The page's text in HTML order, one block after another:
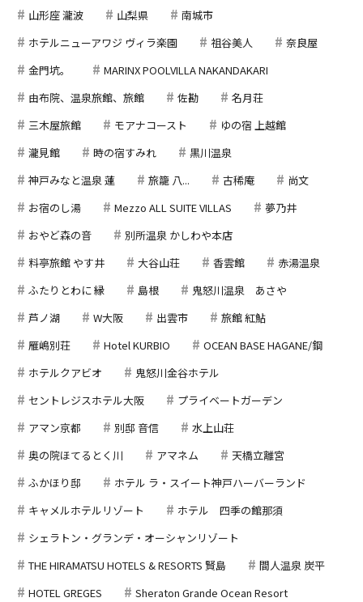
山形座 瀧波
山梨県
南城市
ホテルニューアワジ ヴィラ楽園
祖谷美人
奈良屋
金門坑。
MARINX POOLVILLA NAKANDAKARI
由布院、温泉旅館、旅館
佐勘
名月荘
三木屋旅館
モアナコースト
ゆの宿 上越館
瀧見館
時の宿すみれ
黒川温泉
神戸みなと温泉 蓮
旅籠 八... 古稀庵
尚文
お宿のし湯
Mezzo ALL SUITE VILLAS
夢乃井
おやど森の音
別所温泉 かしわや本店
料亭旅館 やす井
大谷山荘 香雲館
赤湯温泉
ふたりとわに 縁
島根
鬼怒川温泉 あさや
芦ノ湖
W大阪 出雲市
旅館 紅鮎
雁嶋別荘
Hotel KURBIO
OCEAN BASE HAGANE/鋼
ホテルクアビオ
鬼怒川金谷ホテル
セントレジスホテル大阪
プライベートガーデン
アマン京都
別邸 音信
水上山荘
奥の院ほてるとく川
アマネム
天橋立離宮
ふかほり邸
ホテル ラ・スイート神戸ハーバーランド
キャメルホテルリゾート
ホテル 四季の館那須
シェラトン・グランデ・オーシャンリゾート
THE HIRAMATSU HOTELS & RESORTS 賢島
間人温泉 炭平
HOTEL GREGES
Sheraton Grande Ocean Resort